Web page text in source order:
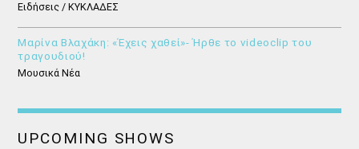
Ειδήσεις / ΚΥΚΛΑΔΕΣ
Μαρίνα Βλαχάκη: «Έχεις χαθεί»- Ήρθε το videoclip του
τραγουδιού!
Μουσικά Νέα
UPCOMING SHOWS